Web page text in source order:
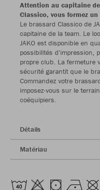
Attention au capitaine
Classico, vous formez
Le brassard Classico de
capitaine de la team. Le
JAKO est disponible en
possibilités d'impression,
propre club. La fermeture
sécurité garantit que le
Commandez votre
imposez-vous sur le
coéquipiers.
Détails
Matériau